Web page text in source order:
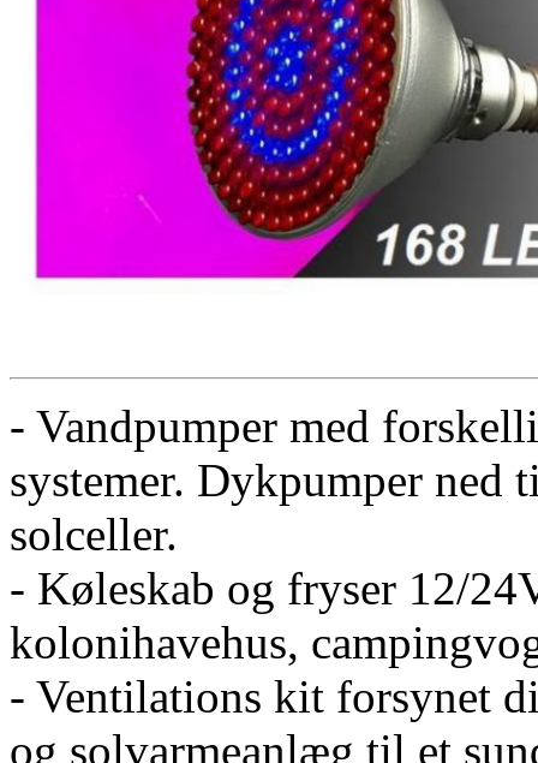
- Vandpumper med
systemer. Dykpumper ned
solceller.
- Køleskab og fryser 12/
kolonihavehus,
- Ventilations kit forsynet
og solvarmeanlæg til et